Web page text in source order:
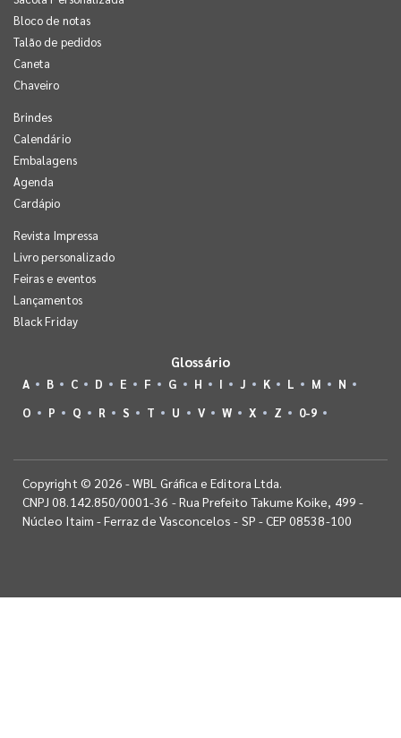
Bloco de notas
Talão de pedidos
Caneta
Chaveiro
Brindes
Calendário
Embalagens
Agenda
Cardápio
Revista Impressa
Livro personalizado
Feiras e eventos
Lançamentos
Black Friday
Glossário
A B C D E F G H I J K L M
N
O
P Q R S T U V W X Z 0-9
Copyright © 2026 - WBL Gráfica e Editora Ltda.
CNPJ 08.142.850/0001-36 - Rua Prefeito Takume Koike, 499 -
Núcleo Itaim - Ferraz de Vasconcelos - SP - CEP 08538-100